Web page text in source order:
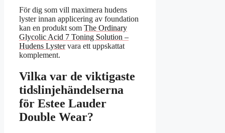
För dig som vill maximera hudens
lyster innan applicering av foundation
kan en produkt som The Ordinary
Glycolic Acid 7 Toning Solution –
Hudens Lystervara ett uppskattat
komplement.
Vilka var de viktigaste
tidslinjehändelserna
för Estee Lauder
Double Wear?